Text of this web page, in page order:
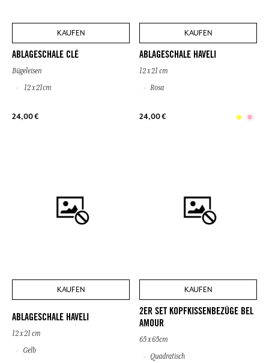
KAUFEN
ABLAGESCHALE CLÉ
Bügeleisen
12 x 21cm
24,00 €
KAUFEN
ABLAGESCHALE HAVELI
12 x 21 cm
Rosa
24,00 €
KAUFEN
ABLAGESCHALE HAVELI
12 x 21 cm
Gelb
KAUFEN
2ER SET KOPFKISSENBEZÜGE BEL
AMOUR
65 x 65cm
Quadratisch